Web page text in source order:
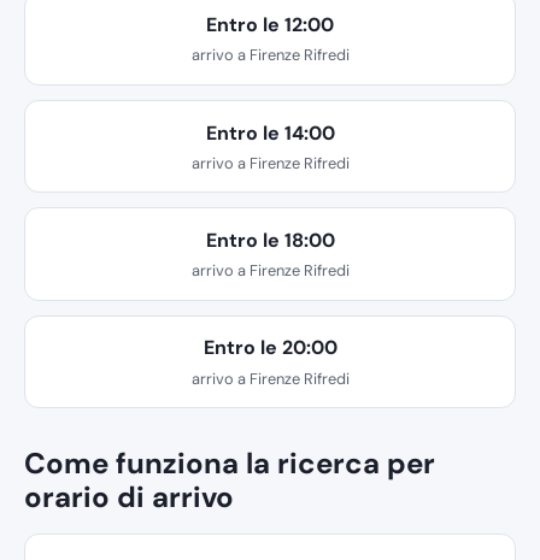
Entro le 12:00
arrivo a Firenze Rifredi
Entro le 14:00
arrivo a Firenze Rifredi
Entro le 18:00
arrivo a Firenze Rifredi
Entro le 20:00
arrivo a Firenze Rifredi
Come funziona la ricerca per
orario di arrivo